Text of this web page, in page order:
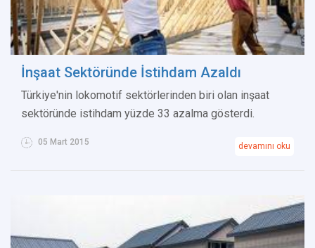
İnşaat Sektöründe İstihdam Azaldı
Türkiye'nin lokomotif sektörlerinden biri olan inşaat
sektöründe istihdam yüzde 33 azalma gösterdi.
05 Mart 2015 devamını oku